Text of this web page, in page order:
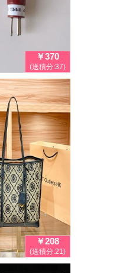
￥370
(送積分:37)
￥208
(送積分:21)